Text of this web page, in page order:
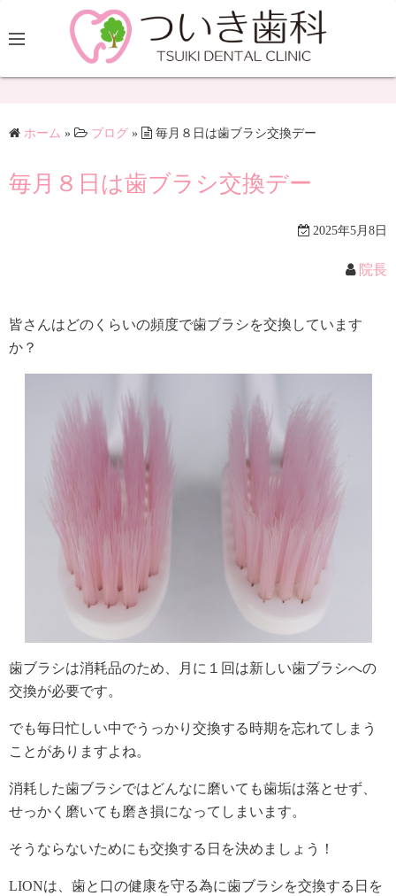
ホーム » ブログ » 毎月８日は歯ブラシ交換デー
毎月８日は歯ブラシ交換デー
2025年5月8日
院長
皆さんはどのくらいの頻度で歯ブラシを交換しています
か？
歯ブラシは消耗品のため、月に１回は新しい歯ブラシへの
交換が必要です。
でも毎日忙しい中でうっかり交換する時期を忘れてしまう
ことがありますよね。
消耗した歯ブラシではどんなに磨いても歯垢は落とせず、
せっかく磨いても磨き損になってしまいます。
そうならないためにも交換する日を決めましょう！
LIONは、歯と口の健康を守る為に歯ブラシを交換する日を